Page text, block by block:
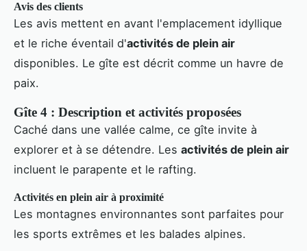
Avis des clients
Les avis mettent en avant l'emplacement idyllique
et le riche éventail d'activités de plein air
disponibles. Le gîte est décrit comme un havre de
paix.
Gîte 4 : Description et activités proposées
Caché dans une vallée calme, ce gîte invite à
explorer et à se détendre. Les activités de plein air
incluent le parapente et le rafting.
Activités en plein air à proximité
Les montagnes environnantes sont parfaites pour
les sports extrêmes et les balades alpines.